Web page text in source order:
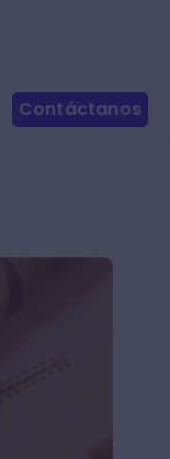
Contáctanos
y deleitar a